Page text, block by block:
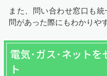
また、問い合わせ窓口も
問があった際にもわかりや
電気･ガス･ネットを
ト